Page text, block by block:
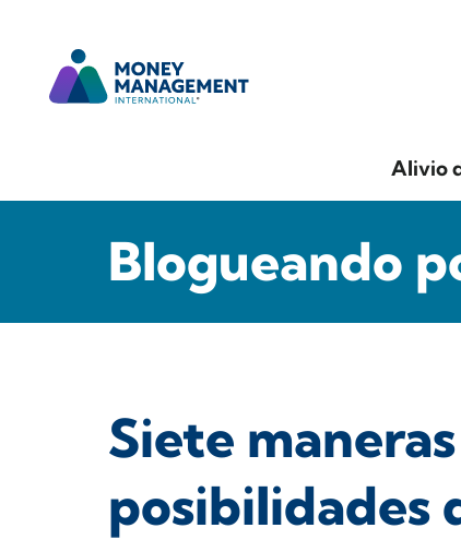
Alivio
Blogueando
Siete
posibilidades